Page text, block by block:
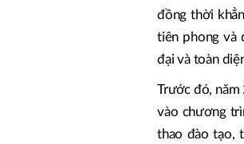
đồng thời
tiên phong và
đại và toàn
Trước đó, năm
vào chương
thao đào tạo,